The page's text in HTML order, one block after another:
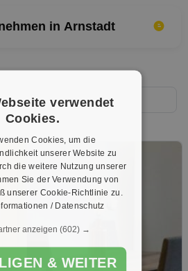
in Arnstadt
verwendet
Cookies.
Cookies, um die
unserer Website zu
die weitere Nutzung unserer
Sie der Verwendung von
unserer Cookie-Richtlinie zu.
/ Datenschutz
anzeigen (602) →
& WEITER